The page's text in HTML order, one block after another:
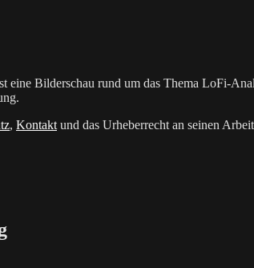
eine Bilderschau rund um das Thema LoFi-
, Kontakt und das Urheberrecht an seinen